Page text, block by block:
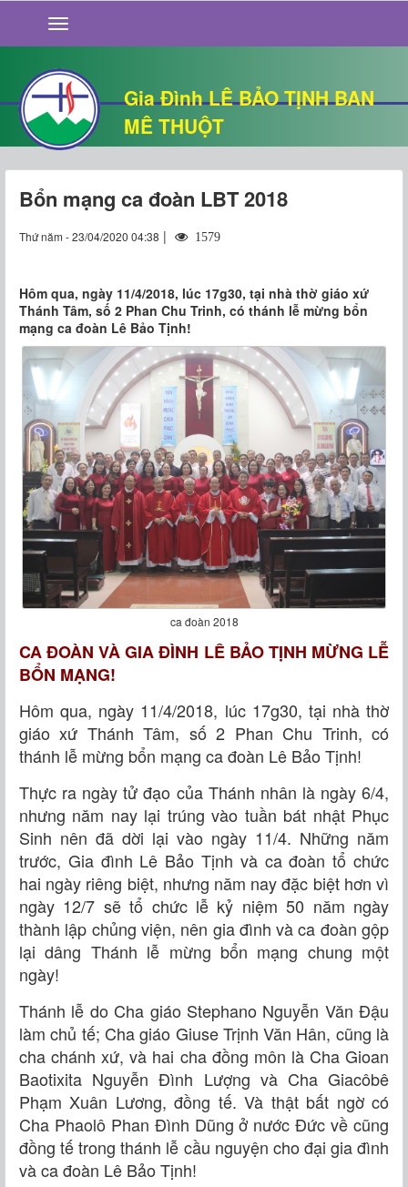
Gia Đình LÊ BẢO TỊNH BAN
MÊ THUỘT
GIỚI THIỆU
TIN TỨC
SỐNG ĐẠO
CHUYỆN NHÀ
QUÁN VĂN
THƯ GIÃN
Bổn mạng ca đoàn LBT 2018
Thứ năm - 23/04/2020 04:38 | 1579
Hôm qua, ngày 11/4/2018, lúc 17g30, tại nhà thờ giáo xứ
Thánh Tâm, số 2 Phan Chu Trinh, có thánh lễ mừng bổn
mạng ca đoàn Lê Bảo Tịnh!
ca đoàn 2018
CA ĐOÀN VÀ GIA ĐÌNH LÊ BẢO TỊNH MỪNG LỄ
BỔN MẠNG!
Hôm qua, ngày 11/4/2018, lúc 17g30, tại nhà thờ
giáo xứ Thánh Tâm, số 2 Phan Chu Trinh, có
thánh lễ mừng bổn mạng ca đoàn Lê Bảo Tịnh!
Thực ra ngày tử đạo của Thánh nhân là ngày 6/4,
nhưng năm nay lại trúng vào tuần bát nhật Phục
Sinh nên đã dời lại vào ngày 11/4. Những năm
trước, Gia đình Lê Bảo Tịnh và ca đoàn tổ chức
hai ngày riêng biệt, nhưng năm nay đặc biệt hơn vì
ngày 12/7 sẽ tổ chức lễ kỷ niệm 50 năm ngày
thành lập chủng viện, nên gia đình và ca đoàn gộp
lại dâng Thánh lễ mừng bổn mạng chung một
ngày!
Thánh lễ do Cha giáo Stephano Nguyễn Văn Đậu
làm chủ tế; Cha giáo Giuse Trịnh Văn Hân, cũng là
cha chánh xứ, và hai cha đồng môn là Cha Gioan
Baotixita Nguyễn Đình Lượng và Cha Giacôbê
Phạm Xuân Lương, đồng tế. Và thật bất ngờ có
Cha Phaolô Phan Đình Dũng ở nước Đức về cũng
đồng tế trong thánh lễ cầu nguyện cho đại gia đình
và ca đoàn Lê Bảo Tịnh!